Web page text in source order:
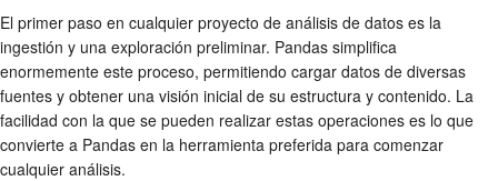
El primer paso en cualquier proyecto de análisis de datos es la
ingestión y una exploración preliminar. Pandas simplifica
enormemente este proceso, permitiendo cargar datos de diversas
fuentes y obtener una visión inicial de su estructura y contenido. La
facilidad con la que se pueden realizar estas operaciones es lo que
convierte a Pandas en la herramienta preferida para comenzar
cualquier análisis.